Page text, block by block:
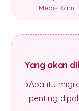
Medis Kami
Yang akan
Apa itu
penting